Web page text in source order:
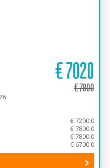
€7020
€7800
€ 7200.0
€ 7800.0
€ 7800.0
€ 6700.0